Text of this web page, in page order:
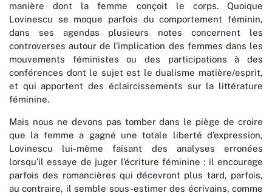
manière dont la femme conçoit le corps. Quoique
Lovinescu se moque parfois du comportement féminin,
dans ses agendas plusieurs notes concernent les
controverses autour de l’implication des femmes dans les
mouvements féministes ou des participations à des
conférences dont le sujet est le dualisme matière/esprit,
et qui apportent des éclaircissements sur la littérature
féminine.
Mais nous ne devons pas tomber dans le piège de croire
que la femme a gagné une totale liberté d’expression,
Lovinescu lui-même faisant des analyses erronées
lorsqu’il essaye de juger l’écriture féminine : il encourage
parfois des romancières qui décevront plus tard, parfois,
au contraire, il semble sous-estimer des écrivains, comme